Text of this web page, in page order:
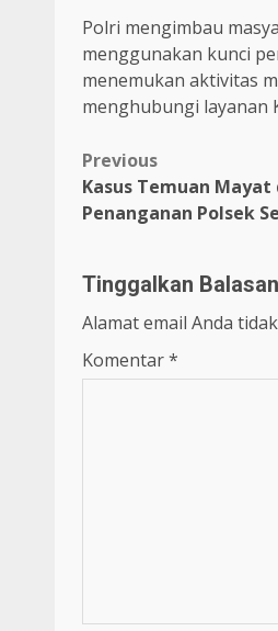
Polri mengimbau
menggunakan kunci
menemukan aktivitas
menghubungi layanan
Previous
Kasus Temuan
Penanganan Polsek
Tinggalkan Balasan
Alamat email Anda
Komentar*